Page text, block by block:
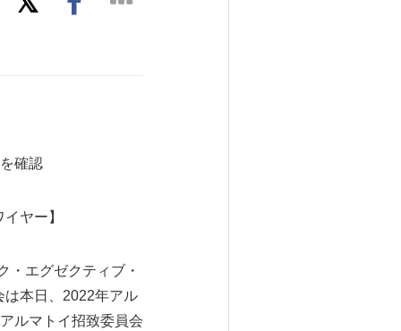
確認
ヤー】
・エグゼクティブ・
は本日、2022年アル
ルマトイ招致委員会